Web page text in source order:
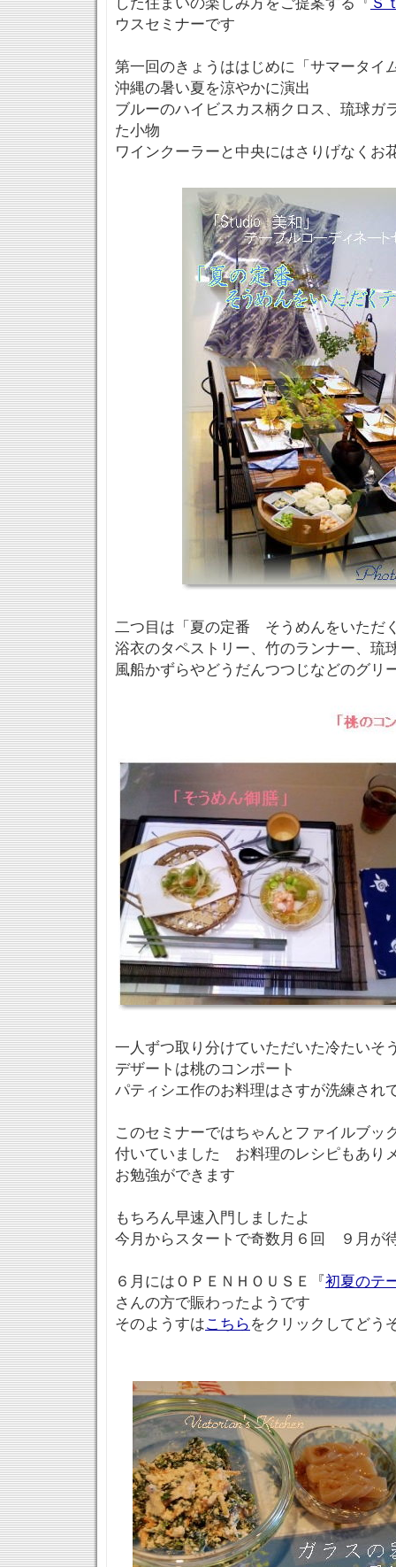
ウスセミナーです
第一回のきょうははじめに「サマータイ
沖縄の暑い夏を涼やかに演出
ブルーのハイビスカス柄クロス、琉球ガ
た小物
ワインクーラーと中央にはさりげなくお
二つ目は「夏の定番 そうめんをいただ
浴衣のタペストリー、竹のランナー、琉
風船かずらやどうだんつつじなどのグリ
一人ずつ取り分けていただいた冷たいそ
デザートは桃のコンポート
パティシエ作のお料理はさすが洗練され
このセミナーではちゃんとファイルブッ
付いていました お料理のレシピもあり
お勉強ができます
もちろん早速入門しましたよ
今月からスタートで奇数月６回 ９月が
６月にはＯＰＥＮＨＯＵＳＥ『初夏のテ
さんの方で賑わったようです
そのようすはこちら をクリックしてどう